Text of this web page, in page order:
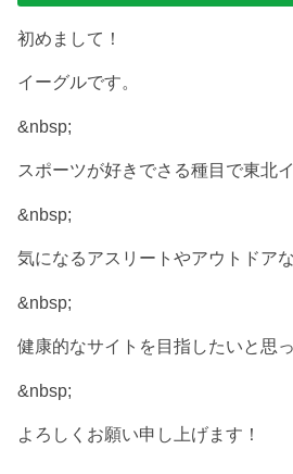
初めまして！
イーグルです。
&nbsp;
スポーツが好きでさる種目で東北
&nbsp;
気になるアスリートやアウトドアな
&nbsp;
健康的なサイトを目指したいと思
&nbsp;
よろしくお願い申し上げます！